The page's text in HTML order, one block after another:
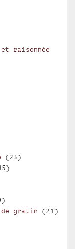
raisonnée
(23)
de gratin (21)